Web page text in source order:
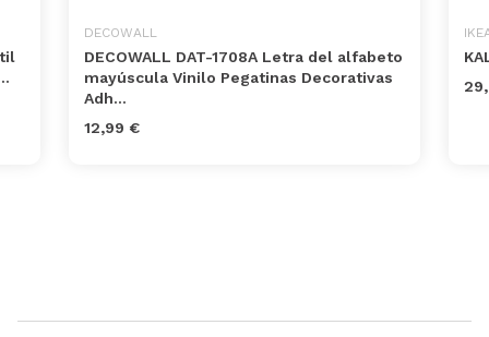
DECOWALL
DECOWALL DAT-1708A Letra del alfabeto
mayúscula Vinilo Pegatinas Decorativas
Adh...
12,99 €